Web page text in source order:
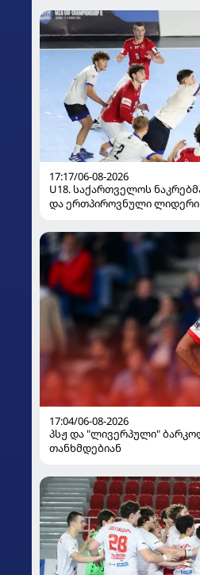
17:17/06-08-2026
U18. საქართველოს
და ერთპიროვნული ლიდერი
17:04/06-08-2026
პსჟ და "ლივერპული"
თანხმდებიან